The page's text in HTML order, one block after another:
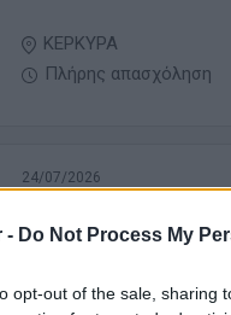
- Do Not Process My
opt-out of the sale, sharing
ΚΕΡΚΥΡΑ
Πλήρης απασχόληση
24/07/2026
Συνεδρίων &
ΚΕΝΤΡΟ